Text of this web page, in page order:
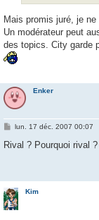
Mais promis juré, je
Un modérateur peut
des topics. City garde
Enker
M
s
lun. 17 déc. 2007 00:07
Rival ? Pourquoi rival ?
Kim